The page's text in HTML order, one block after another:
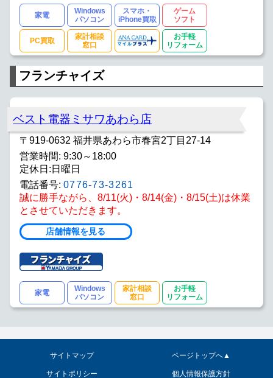
家電
Windows
パソコン
スマホ・
iPhone買取
ゲーム
ソフト
PC買取
家計相談
窓口
お手軽
リフォーム
フランチャイズ
ベスト電器ミサワあわら店
〒919-0632 福井県あわら市春宮2丁目27-14
営業時間: 9:30～18:00
定休日:日曜日
電話番号: 0776-73-3261
誠に勝手ながら、8/11(火)・8/14(金)・8/15(土)は休業
とさせていただきます。
店舗情報を見る
家電
Windows
パソコン
家計相談
窓口
お手軽
リフォーム
サイトマップ ページトップへ▲
サイトポリシー 個人情報保護方針